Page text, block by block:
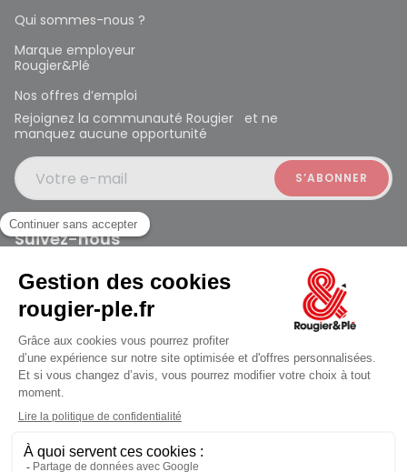
Qui sommes-nous ?
Marque employeur
Rougier&Plé
Nos offres d’emploi
Rejoignez la communauté Rougier et ne
manquez aucune opportunité
Votre e-mail
Suivez-nous
Rougier et Plé 2024 Copyright
Mentions légales
Conditions générales des ventes